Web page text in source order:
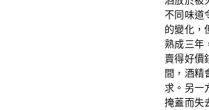
不同味道
的變化，
熟成三年
賣得好價
間，酒精
求。另一
掩蓋而失